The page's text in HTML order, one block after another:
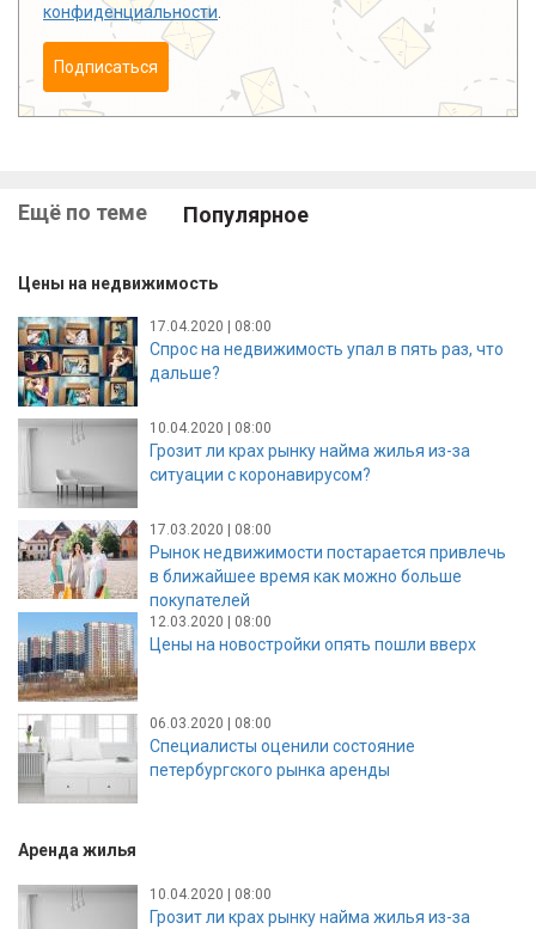
конфиденциальности
Подписаться
Ещё по теме Популярное
Цены на недвижимость
17.04.2020 | 08:00
Спрос на недвижимость упал в пять раз, что
дальше?
10.04.2020 | 08:00
Грозит ли крах рынку найма жилья из-за
ситуации с коронавирусом?
17.03.2020 | 08:00
Рынок недвижимости постарается привлечь
в ближайшее время как можно больше
покупателей
12.03.2020 | 08:00
Цены на новостройки опять пошли вверх
06.03.2020 | 08:00
Специалисты оценили состояние
петербургского рынка аренды
Аренда жилья
10.04.2020 | 08:00
Грозит ли крах рынку найма жилья из-за